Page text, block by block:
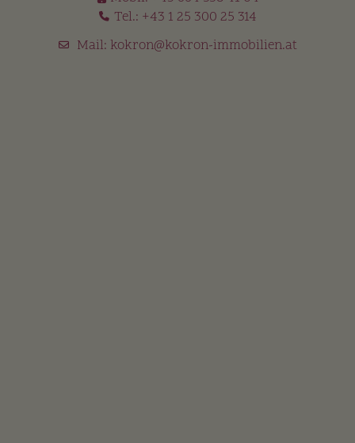
Tel.: +43 1 25 300 25 314
Mail: kokron@kokron-immobilien.at